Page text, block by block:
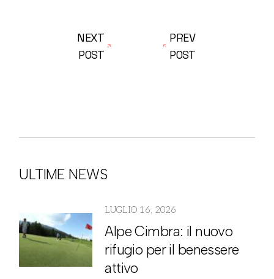
PREV
POST
NEXT
POST
ULTIME NEWS
LUGLIO 16, 2026
Alpe Cimbra: il nuovo
rifugio per il benessere
attivo